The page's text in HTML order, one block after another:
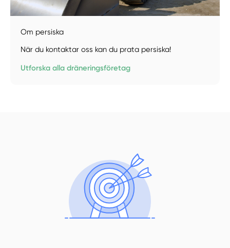
Manuellt Få hjälp
Om persiska
När du kontaktar oss kan du prata persiska!
Utforska alla dräneringsföretag